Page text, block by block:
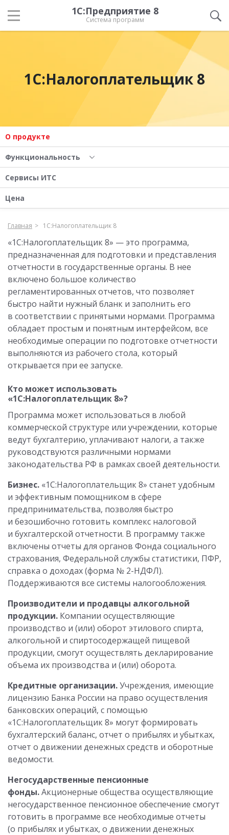
1С:Предприятие 8
Система программ
1С:Налогоплательщик 8
О продукте
Функциональность
Сервисы ИТС
Цена
Главная 1С:Налогоплательщик 8
«1С:Налогоплательщик 8» — это программа,
предназначенная для подготовки и представления
отчетности в государственные органы. В нее
включено большое количество
регламентированных отчетов, что позволяет
быстро найти нужный бланк и заполнить его
в соответствии с принятыми нормами. Программа
обладает простым и понятным интерфейсом, все
необходимые операции по подготовке отчетности
выполняются из рабочего стола, который
открывается при ее запуске.
Кто может использовать
«1С:Налогоплательщик 8»?
Программа может использоваться в любой
коммерческой структуре или учреждении, которые
ведут бухгалтерию, уплачивают налоги, а также
руководствуются различными нормами
законодательства РФ в рамках своей деятельности.
Бизнес. «1С:Налогоплательщик 8» станет удобным
и эффективным помощником в сфере
предпринимательства, позволяя быстро
и безошибочно готовить комплекс налоговой
и бухгалтерской отчетности. В программу также
включены отчеты для органов Фонда социального
страхования, Федеральной службы статистики, ПФР,
справка о доходах (форма № 2-НДФЛ).
Поддерживаются все системы налогообложения.
Производители и продавцы алкогольной
продукции. Компании осуществляющие
производство и (или) оборот этилового спирта,
алкогольной и спиртосодержащей пищевой
продукции, смогут осуществлять декларирование
объема их производства и (или) оборота.
Кредитные организации.Учреждения, имеющие
лицензию Банка России на право осуществления
банковских операций, с помощью
«1С:Налогоплательщик 8» могут формировать
бухгалтерский баланс, отчет о прибылях и убытках,
отчет о движении денежных средств и оборотные
ведомости.
Негосударственные пенсионные
фонды.Акционерные общества осуществляющие
негосударственное пенсионное обеспечение смогут
готовить в программе все необходимые отчеты
(о прибылях и убытках, о движении денежных